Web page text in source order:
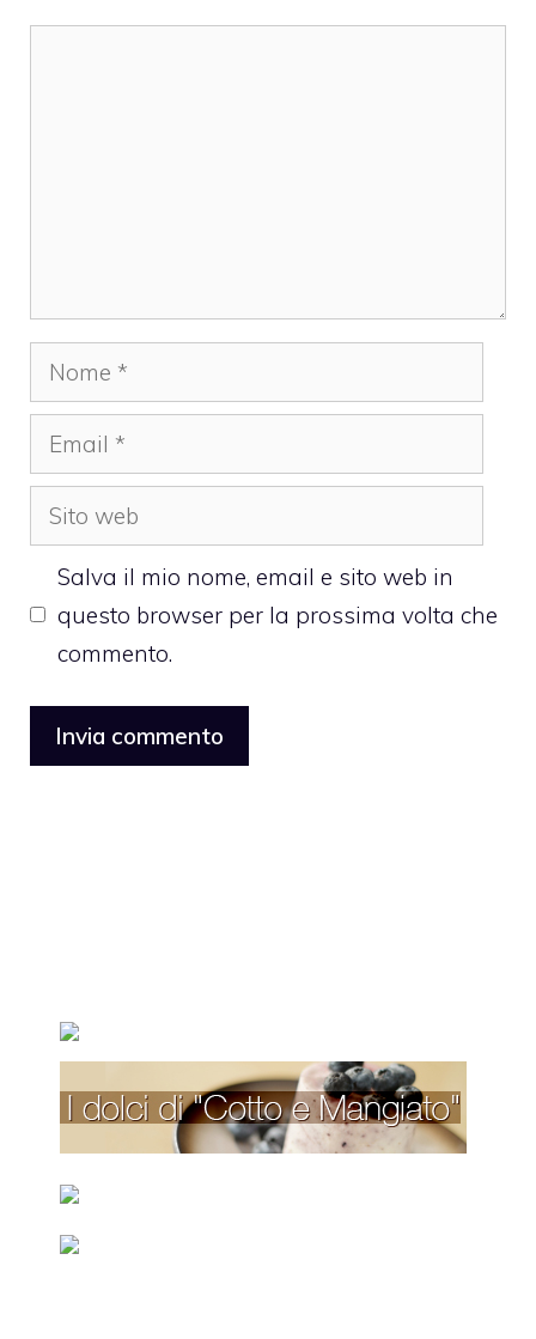
Nome
Email
Sito
web
Salva il mio nome, email e sito web in
questo browser per la prossima volta che
commento.